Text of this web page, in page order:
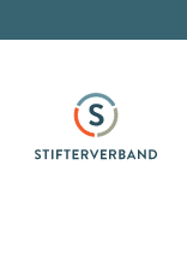
Frauen und Jugend
Stifterverband